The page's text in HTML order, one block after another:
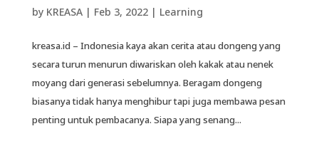
by KREASA| Feb 3, 2022| Learning
kreasa.id – Indonesia kaya akan cerita atau dongeng yang
secara turun menurun diwariskan oleh kakak atau nenek
moyang dari generasi sebelumnya. Beragam dongeng
biasanya tidak hanya menghibur tapi juga membawa pesan
penting untuk pembacanya. Siapa yang senang...